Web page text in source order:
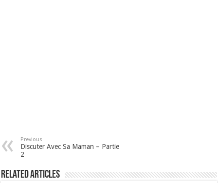
Previous
Discuter Avec Sa Maman – Partie
2
Related Articles